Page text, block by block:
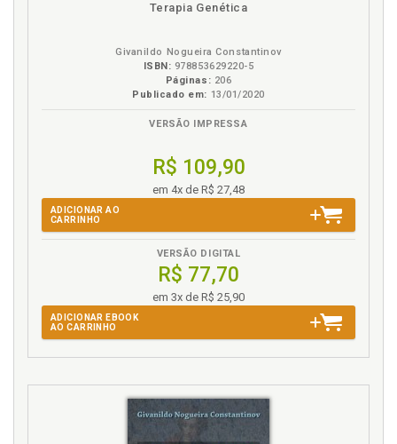
em
Terapia Genética
Givanildo Nogueira Constantinov
ISBN: 978853629220-5
Páginas: 206
Publicado em: 13/01/2020
VERSÃO IMPRESSA
R$ 109,90
em 4x de R$ 27,48
ADICIONAR AO
CARRINHO
VERSÃO DIGITAL
R$ 77,70
em 3x de R$ 25,90
ADICIONAR EBOOK
AO CARRINHO